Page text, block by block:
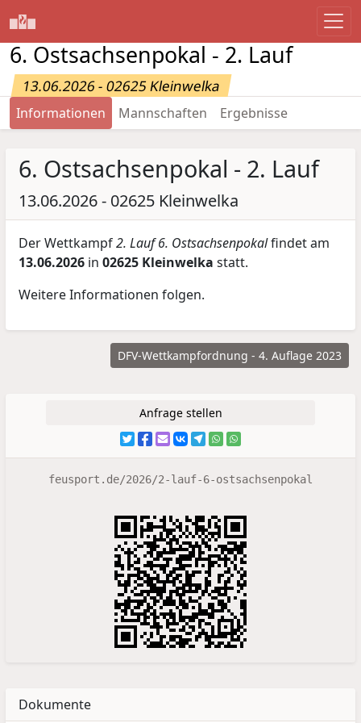
6. Ostsachsenpokal - 2. Lauf
13.06.2026 - 02625 Kleinwelka
Informationen Mannschaften Ergebnisse
6. Ostsachsenpokal - 2. Lauf
13.06.2026 - 02625 Kleinwelka
Der Wettkampf2. Lauf 6. Ostsachsenpokalfindet am
13.06.2026 in02625 Kleinwelka statt.
Weitere Informationen folgen.
DFV-Wettkampfordnung - 4. Auflage 2023
Anfrage stellen
feusport.de/2026/2-lauf-6-ostsachsenpokal
Dokumente